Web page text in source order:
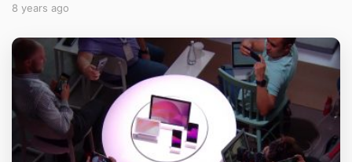
8 years ago